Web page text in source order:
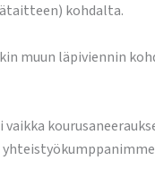
kohdalta.
muun läpiviennin